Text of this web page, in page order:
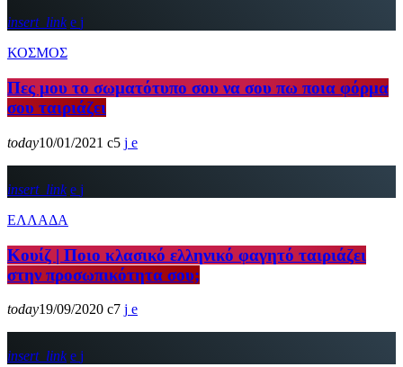
insert_link
ΚΟΣΜΟΣ
Πες μου το σωματότυπο σου να σου πω ποια φόρμα
σου ταιριάζει
today10/01/2021 5
insert_link
ΕΛΛΑΔΑ
Κουίζ | Ποιο κλασικό ελληνικό φαγητό ταιριάζει
στην προσωπικότητα σου;
today19/09/2020 7
insert_link